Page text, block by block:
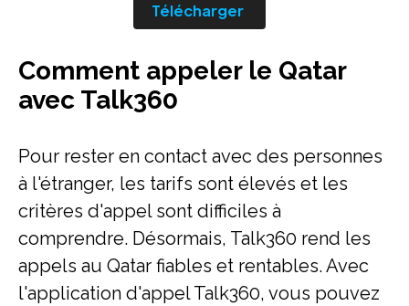
Télécharger
Comment appeler le Qatar
avec Talk360
Pour rester en contact avec des personnes
à l'étranger, les tarifs sont élevés et les
critères d'appel sont difficiles à
comprendre. Désormais, Talk360 rend les
appels au Qatar fiables et rentables. Avec
l'application d'appel Talk360, vous pouvez